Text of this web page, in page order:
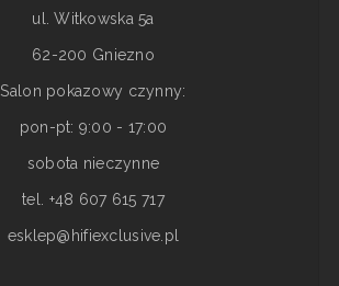
ul. Witkowska 5a
62-200 Gniezno
Salon pokazowy czynny:
pon-pt: 9:00 - 17:00
sobota nieczynne
tel. +48 607 615 717
esklep@hifiexclusive.pl